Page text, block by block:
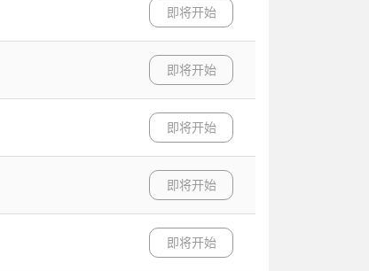
即将开始
即将开始
即将开始
即将开始
即将开始